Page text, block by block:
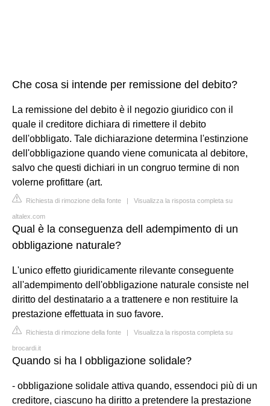
Che cosa si intende per remissione del debito?
La remissione del debito è il negozio giuridico con il
quale il creditore dichiara di rimettere il debito
dell'obbligato. Tale dichiarazione determina l'estinzione
dell'obbligazione quando viene comunicata al debitore,
salvo che questi dichiari in un congruo termine di non
volerne profittare (art.
Richiesta di rimozione della fonte | Visualizza la risposta completa su
altalex.com
Qual è la conseguenza dell adempimento di un
obbligazione naturale?
L'unico effetto giuridicamente rilevante conseguente
all'adempimento dell'obbligazione naturale consiste nel
diritto del destinatario a a trattenere e non restituire la
prestazione effettuata in suo favore.
Richiesta di rimozione della fonte | Visualizza la risposta completa su
brocardi.it
Quando si ha l obbligazione solidale?
- obbligazione solidale attiva quando, essendoci più di un
creditore, ciascuno ha diritto a pretendere la prestazione